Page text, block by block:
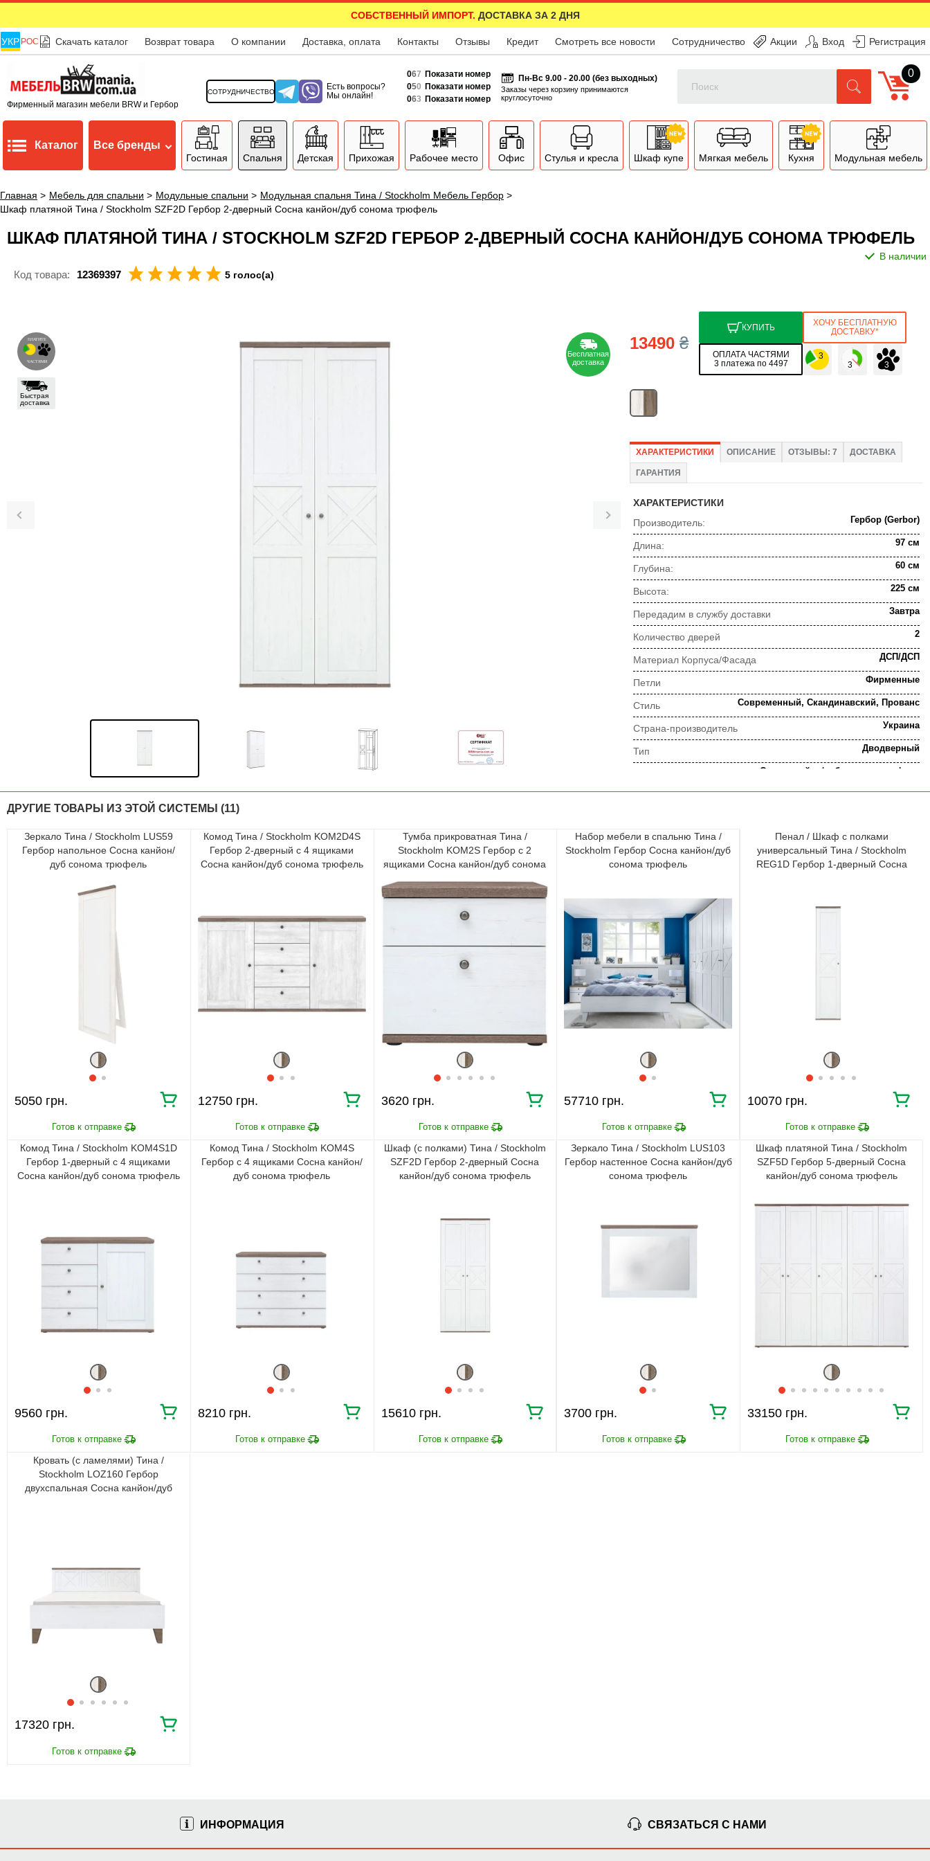
СОБСТВЕННЫЙ ИМПОРТ. ДОСТАВКА ЗА 2 ДНЯ
УКР РОС Скачать каталог Возврат товара О компании Доставка, оплата Контакты Отзывы Кредит Смотреть все новости Сотрудничество Акции Вход Регистрация
Фирменный магазин мебели BRW и Гербор
СОТРУДНИЧЕСТВО
Есть вопросы?
Мы онлайн!
067 Показати номер
050 Показати номер
063 Показати номер
Пн-Вс 9.00 - 20.00 (без выходных)
Заказы через корзину принимаются
круглосуточно
0
Каталог Все бренды
Гостиная Спальня Детская Прихожая Рабочее место Офис Стулья и кресла Шкаф купе Мягкая мебель Кухня Модульная мебель
Главная > Мебель для спальни > Модульные спальни > Модульная спальня Тина / Stockholm Мебель Гербор >
Шкаф платяной Тина / Stockholm SZF2D Гербор 2-дверный Сосна канйон/дуб сонома трюфель
ШКАФ ПЛАТЯНОЙ ТИНА / STOCKHOLM SZF2D ГЕРБОР 2-ДВЕРНЫЙ СОСНА КАНЙОН/ДУБ СОНОМА ТРЮФЕЛЬ
Код товара: 12369397 5 голос(а)
13490₴
КУПИТЬ
ХОЧУ БЕСПЛАТНУЮ
ДОСТАВКУ*
ОПЛАТА ЧАСТЯМИ
3 платежа по 4497
ХАРАКТЕРИСТИКИ ОПИСАНИЕ ОТЗЫВЫ: 7 ДОСТАВКА
ГАРАНТИЯ
ХАРАКТЕРИСТИКИ
Производитель:
Гербор (Gerbor)
Длина: 97 см
Глубина: 60 см
Высота: 225 см
Передадим в службу доставки Завтра
Количество дверей 2
Материал Корпуса/Фасада ДСП/ДСП
Петли Фирменные
Стиль Современный, Скандинавский, Прованс
Страна-производитель Украина
Тип Дводверный
Сосна канйон/дуб сонома трюфель
Предварительная
⇒
Просчет заказа
Согласование заказа
Мы внимательно следим за выполнением заказа на всех
этапах от предварительного расчета до получения
мебели.
BRWMANIA.COM.UA
ОСТАЛЬНОЕ ПРИ
ПОЛУЧЕНИИ
КОМИССИИ
СБОРКА МЕБЕЛИ
99,9% ДОВОЛЬНЫХ
КЛИЕНТОВ
ДРУГИЕ ТОВАРЫ ИЗ ЭТОЙ СИСТЕМЫ (11)
Зеркало Тина / Stockholm LUS59
Гербор напольное Сосна канйон/
дуб сонома трюфель
5050 грн.
Комод Тина / Stockholm KOM2D4S
Гербор 2-дверный с 4 ящиками
Сосна канйон/дуб сонома трюфель
12750 грн.
Тумба прикроватная Тина /
Stockholm KOM2S Гербор с 2
ящиками Сосна канйон/дуб сонома
3620 грн.
Набор мебели в спальню Тина /
Stockholm Гербор Сосна канйон/дуб
сонома трюфель
57710 грн.
Пенал / Шкаф с полками
универсальный Тина / Stockholm
REG1D Гербор 1-дверный Сосна
10070 грн.
Комод Тина / Stockholm KOM4S1D
Гербор 1-дверный с 4 ящиками
Сосна канйон/дуб сонома трюфель
9560 грн.
Комод Тина / Stockholm KOM4S
Гербор с 4 ящиками Сосна канйон/
дуб сонома трюфель
8210 грн.
Шкаф (с полками) Тина / Stockholm
SZF2D Гербор 2-дверный Сосна
канйон/дуб сонома трюфель
15610 грн.
Зеркало Тина / Stockholm LUS103
Гербор настенное Сосна канйон/дуб
сонома трюфель
3700 грн.
Шкаф платяной Тина / Stockholm
SZF5D Гербор 5-дверный Сосна
канйон/дуб сонома трюфель
33150 грн.
Кровать (с ламелями) Тина /
Stockholm LOZ160 Гербор
двухспальная Сосна канйон/дуб
17320 грн.
ИНФОРМАЦИЯ СВЯЗАТЬСЯ С НАМИ